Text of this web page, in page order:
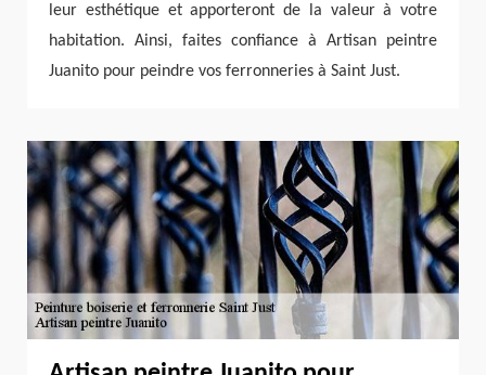
leur esthétique et apporteront de la valeur à votre
habitation. Ainsi, faites confiance à Artisan peintre
Juanito pour peindre vos ferronneries à Saint Just.